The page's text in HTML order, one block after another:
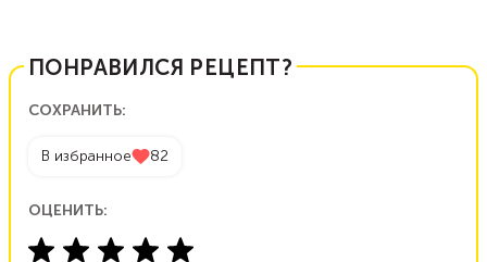
ПОНРАВИЛСЯ РЕЦЕПТ?
СОХРАНИТЬ:
В избранное 82
ОЦЕНИТЬ: